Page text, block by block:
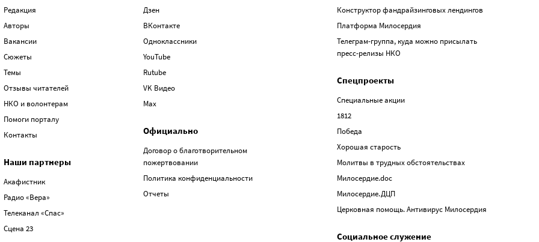
Редакция
Авторы
Вакансии
Сюжеты
Темы
Отзывы читателей
НКО и волонтерам
Помоги порталу
Контакты
Наши партнеры
Акафистник
Радио «Вера»
Телеканал «Спас»
Сцена 23
Дзен
ВКонтакте
Одноклассники
YouTube
Rutube
VK Видео
Max
Официально
Договор о благотворительном
пожертвовании
Политика конфиденциальности
Отчеты
Конструктор фандрайзинговых лендингов
Платформа Милосердия
Телеграм-группа, куда можно присылать
пресс-релизы НКО
Спецпроекты
Специальные акции
1812
Победа
Хорошая старость
Молитвы в трудных обстоятельствах
Милосердие.doc
Милосердие.ДЦП
Церковная помощь. Антивирус Милосердия
Социальное служение